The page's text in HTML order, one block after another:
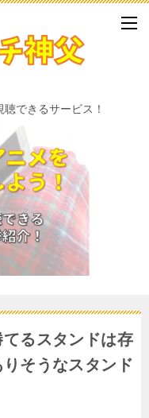
できるサービス！
るスタンドは存
そうなスタンド